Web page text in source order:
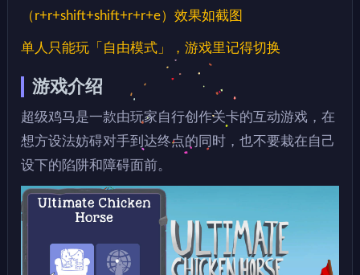
（r+r+shift+shift+r+r+e）效果如截图
单人只能玩「自由模式」，游戏里记得切换
游戏介绍
超级鸡马是一款由玩家自行创作关卡的互动游戏，在
想方设法妨碍对手到达终点的同时，也不要栽在自己
设下的陷阱和障碍面前。